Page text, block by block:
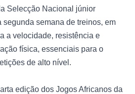
Selecção Nacional júnior
segunda semana de treinos, em
a velocidade, resistência e
física, essenciais para o
de alto nível.
edição dos Jogos Africanos da